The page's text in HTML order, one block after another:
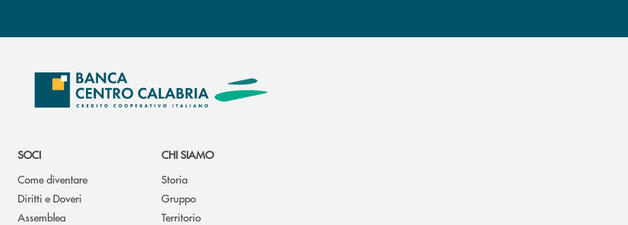
SOCI
Come diventare
Diritti e Doveri
Assemblea
CHI SIAMO
Storia
Gruppo
Territorio